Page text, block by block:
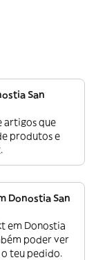
San
artigos que
produtos e
Donostia San
em Donostia
poder ver
o teu pedido.